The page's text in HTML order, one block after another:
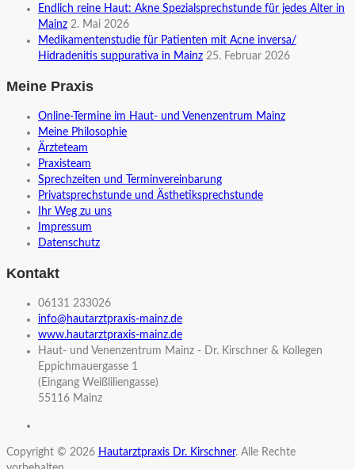
Endlich reine Haut: Akne Spezialsprechstunde für jedes Alter in
Mainz 2. Mai 2026
Medikamentenstudie für Patienten mit Acne inversa/
Hidradenitis suppurativa in Mainz 25. Februar 2026
Meine Praxis
Online-Termine im Haut- und Venenzentrum Mainz
Meine Philosophie
Ärzteteam
Praxisteam
Sprechzeiten und Terminvereinbarung
Privatsprechstunde und Ästhetiksprechstunde
Ihr Weg zu uns
Impressum
Datenschutz
Kontakt
06131 233026
info@hautarztpraxis-mainz.de
www.hautarztpraxis-mainz.de
Haut- und Venenzentrum Mainz - Dr. Kirschner & Kollegen
Eppichmauergasse 1
(Eingang Weißliliengasse)
55116 Mainz
Copyright © 2026 Hautarztpraxis Dr. Kirschner. Alle Rechte